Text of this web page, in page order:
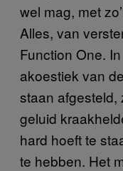
wel mag, met
Alles, van
Function One.
akoestiek van
staan afgesteld,
geluid
hard hoeft te
te hebben. Het